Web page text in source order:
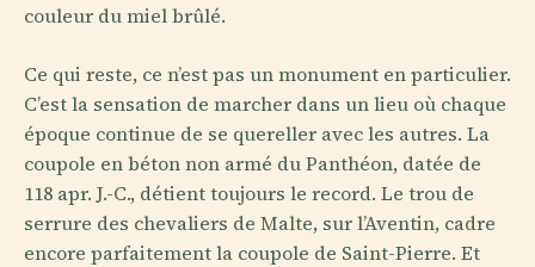
couleur du miel brûlé.
Ce qui reste, ce n’est pas un monument en particulier.
C’est la sensation de marcher dans un lieu où chaque
époque continue de se quereller avec les autres. La
coupole en béton non armé du Panthéon, datée de
118 apr. J.-C., détient toujours le record. Le trou de
serrure des chevaliers de Malte, sur l’Aventin, cadre
encore parfaitement la coupole de Saint-Pierre. Et